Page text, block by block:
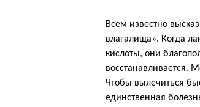
Всем известно
влагалища». Когда
кислоты, они
восстанавливается.
Чтобы вылечиться
единственная